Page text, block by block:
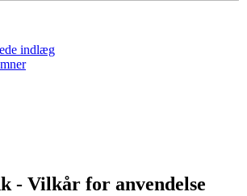
indlæg
- Vilkår for anvendelse